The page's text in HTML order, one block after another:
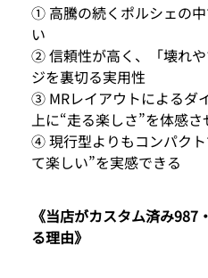
① 高騰の続くポルシェの
い
② 信頼性が高く、「壊れ
ジを裏切る実用性
③ MRレイアウトによるダ
上に“走る楽しさ”を体感
④ 現行型よりもコンパク
て楽しい”を実感できる
《当店がカスタム済み
る理由》